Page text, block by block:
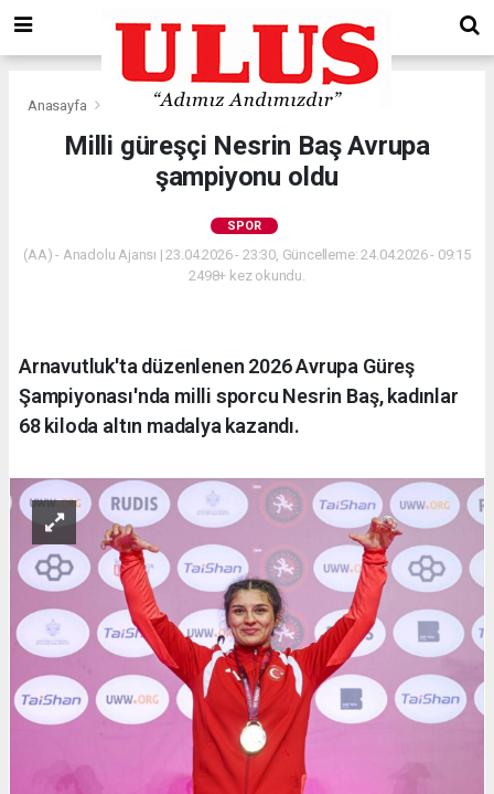
Anasayfa
Milli güreşçi Nesrin Baş Avrupa
şampiyonu oldu
SPOR
(AA) - Anadolu Ajansı | 23.04.2026 - 23:30, Güncelleme: 24.04.2026 - 09:15
2498+ kez okundu.
Arnavutluk'ta düzenlenen 2026 Avrupa Güreş
Şampiyonası'nda milli sporcu Nesrin Baş, kadınlar
68 kiloda altın madalya kazandı.